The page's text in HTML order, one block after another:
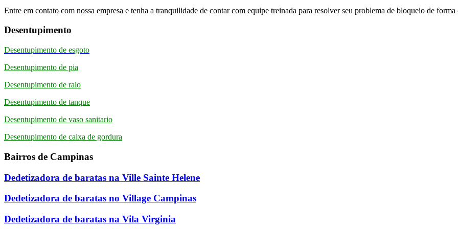
Entre em contato com nossa empresa e tenha a tranquilidade de contar com equipe treinada para resolver seu problema de bloqueio de
Desentupimento
Desentupimento de esgoto
Desentupimento de pia
Desentupimento de ralo
Desentupimento de tanque
Desentupimento de vaso sanitario
Desentupimento de caixa de gordura
Bairros de Campinas
Dedetizadora de baratas na Ville Sainte Helene
Dedetizadora de baratas no Village Campinas
Dedetizadora de baratas na Vila Virginia